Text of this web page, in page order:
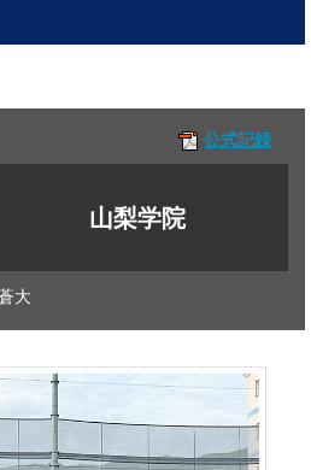
公式記録
山梨学院
大